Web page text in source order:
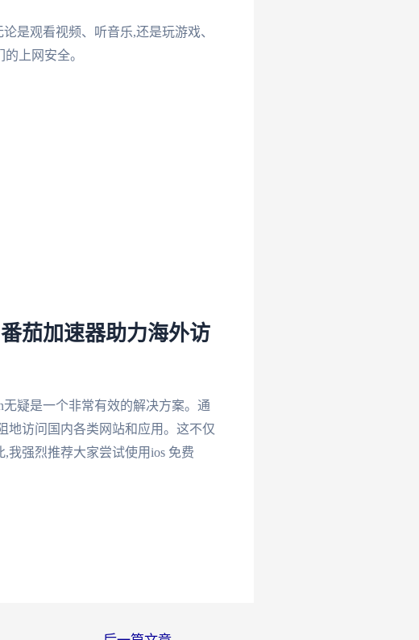
是观看视频、听音乐,还是玩游戏、
上网安全。
茄加速器助力海外访
疑是一个非常有效的解决方案。通
地访问国内各类网站和应用。这不仅
我强烈推荐大家尝试使用ios 免费